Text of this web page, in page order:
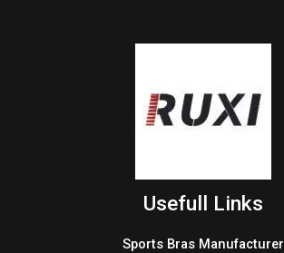
Usefull Links
Sports Bras Manufacturer